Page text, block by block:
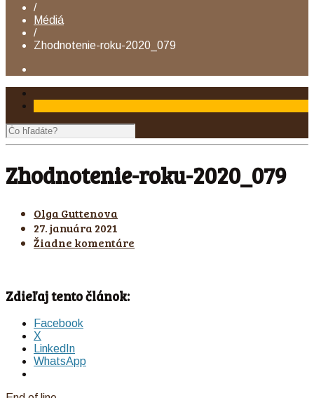
/
Médiá
/
Zhodnotenie-roku-2020_079
Zhodnotenie-roku-2020_079
Olga Guttenova
27. januára 2021
Žiadne komentáre
Zdieľaj tento článok:
Facebook
X
LinkedIn
WhatsApp